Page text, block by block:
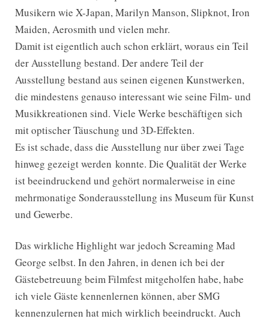
Musikern wie X-Japan, Marilyn Manson, Slipknot, Iron
Maiden, Aerosmith und vielen mehr.
Damit ist eigentlich auch schon erklärt, woraus ein Teil
der Ausstellung bestand. Der andere Teil der
Ausstellung bestand aus seinen eigenen Kunstwerken,
die mindestens genauso interessant wie seine Film- und
Musikkreationen sind. Viele Werke beschäftigen sich
mit optischer Täuschung und 3D-Effekten.
Es ist schade, dass die Ausstellung nur über zwei Tage
hinweg gezeigt werden konnte. Die Qualität der Werke
ist beeindruckend und gehört normalerweise in eine
mehrmonatige Sonderausstellung ins Museum für Kunst
und Gewerbe.
Das wirkliche Highlight war jedoch Screaming Mad
George selbst. In den Jahren, in denen ich bei der
Gästebetreuung beim Filmfest mitgeholfen habe, habe
ich viele Gäste kennenlernen können, aber SMG
kennenzulernen hat mich wirklich beeindruckt. Auch